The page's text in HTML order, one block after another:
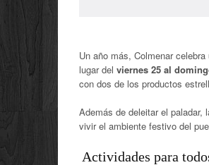
Un año más, Colmenar
lugar del viernes 25 al
con dos de los productos
Además de deleitar el paladar,
vivir el ambiente festivo del
Actividades para